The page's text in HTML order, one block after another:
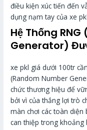
điều kiện xúc tiến đến
dụng nạm tay của xe
Hệ Thống
Generator)
xe pkl giá dưới 100tr
(Random Number
chức thương hiệu để
bởi vì của thắng lợi trò
màn chơi các toàn
can thiệp trong khoảng